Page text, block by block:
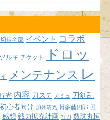
長谷部 イベント コラボ
ルキ チケット
ドロッ
メンテナンス レ
光 内容 刀ステ 刀ミュ
刀剣乱
初心者向け 加州清光 博多藤四郎 回
感想 戦力拡充計画 打刀 数珠丸恒